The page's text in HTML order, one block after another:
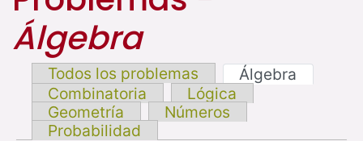
Álgebra
Todos los problemas
Álgebra
Combinatoria
Lógica
Geometría
Números
Probabilidad